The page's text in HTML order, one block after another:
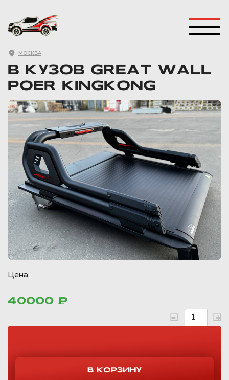
МОСКВА
ДУГА БЕЗОПАСНОСТИ
В КУЗОВ GREAT WALL
POER KINGKONG
Цена
40000 ₽